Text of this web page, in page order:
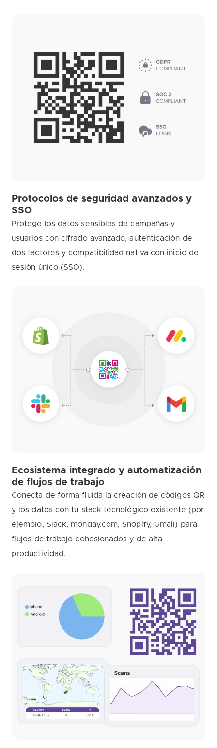
Protocolos de seguridad avanzados y
SSO
Protege los datos sensibles de campañas y
usuarios con cifrado avanzado, autenticación de
dos factores y compatibilidad nativa con inicio de
sesión único (SSO).
Ecosistema integrado y automatización
de flujos de trabajo
Conecta de forma fluida la creación de códigos QR
y los datos con tu stack tecnológico existente (por
ejemplo, Slack, monday.com, Shopify, Gmail) para
flujos de trabajo cohesionados y de alta
productividad.